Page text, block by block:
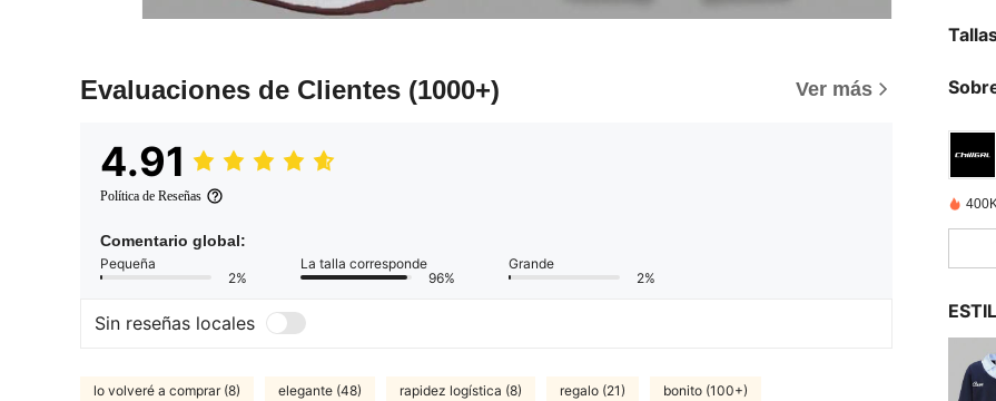
Evaluaciones de Clientes (1000+) Ver más
4.91
Política de Reseñas
Comentario global:
Pequeña
2%
La talla corresponde
96%
Grande
2%
Sin reseñas locales
lo volveré a comprar (8) elegante (48) rapidez logística (8) regalo (21) bonito (100+)